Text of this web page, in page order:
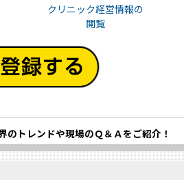
クリニック経営情報の
閲覧
のトレンドや現場のＱ＆Ａをご紹介！